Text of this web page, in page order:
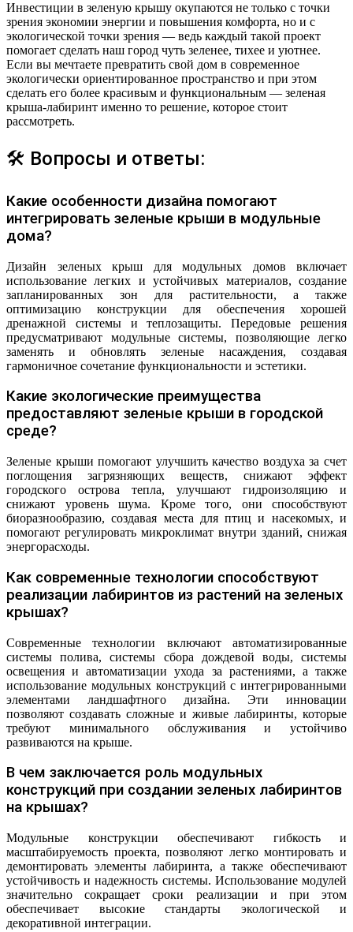
Инвестиции в зеленую крышу окупаются не только с точки
зрения экономии энергии и повышения комфорта, но и с
экологической точки зрения — ведь каждый такой проект
помогает сделать наш город чуть зеленее, тихее и уютнее.
Если вы мечтаете превратить свой дом в современное
экологически ориентированное пространство и при этом
сделать его более красивым и функциональным — зеленая
крыша-лабиринт именно то решение, которое стоит
рассмотреть.
🛠 Вопросы и ответы:
Какие особенности дизайна помогают
интегрировать зеленые крыши в модульные
дома?
Дизайн зеленых крыш для модульных домов включает
использование легких и устойчивых материалов, создание
запланированных зон для растительности, а также
оптимизацию конструкции для обеспечения хорошей
дренажной системы и теплозащиты. Передовые решения
предусматривают модульные системы, позволяющие легко
заменять и обновлять зеленые насаждения, создавая
гармоничное сочетание функциональности и эстетики.
Какие экологические преимущества
предоставляют зеленые крыши в городской
среде?
Зеленые крыши помогают улучшить качество воздуха за счет
поглощения загрязняющих веществ, снижают эффект
городского острова тепла, улучшают гидроизоляцию и
снижают уровень шума. Кроме того, они способствуют
биоразнообразию, создавая места для птиц и насекомых, и
помогают регулировать микроклимат внутри зданий, снижая
энергорасходы.
Как современные технологии способствуют
реализации лабиринтов из растений на зеленых
крышах?
Современные технологии включают автоматизированные
системы полива, системы сбора дождевой воды, системы
освещения и автоматизации ухода за растениями, а также
использование модульных конструкций с интегрированными
элементами ландшафтного дизайна. Эти инновации
позволяют создавать сложные и живые лабиринты, которые
требуют минимального обслуживания и устойчиво
развиваются на крыше.
В чем заключается роль модульных
конструкций при создании зеленых лабиринтов
на крышах?
Модульные конструкции обеспечивают гибкость и
масштабируемость проекта, позволяют легко монтировать и
демонтировать элементы лабиринта, а также обеспечивают
устойчивость и надежность системы. Использование модулей
значительно сокращает сроки реализации и при этом
обеспечивает высокие стандарты экологической и
декоративной интеграции.